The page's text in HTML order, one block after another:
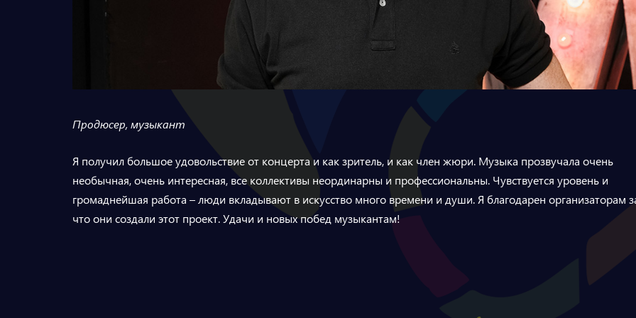
Продюсер, музыкант
Я получил большое удовольствие от концерта и как зритель, и как член жюри. Музыка прозвучала очень
необычная, очень интересная, все коллективы неординарны и профессиональны. Чувствуется уровень и
громаднейшая работа – люди вкладывают в искусство много времени и души. Я благодарен организаторам
что они создали этот проект. Удачи и новых побед музыкантам!